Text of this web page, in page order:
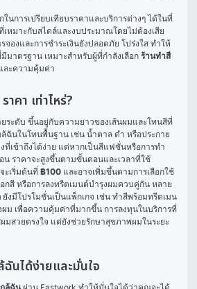
นการเปรียบเทียบราคาและบริการต่างๆ ได้ในที่
เหมาะกับสไตล์และงบประมาณโดยไม่ต้องเสีย
จองและการชำระเงินยังปลอดภัย โปร่งใส ทำให้
มาตรฐาน เหมาะสำหรับผู้ที่กำลังเลือก ร้านทำสี
ะความคุ้มค่า
คา เท่าไหร่?
ระดับ ขึ้นอยู่กับความยาวของเส้นผมและโทนสีที่
ล้ฉันในโทนพื้นฐาน เช่น น้ำตาล ดำ หรือประกาย
ที่เข้าถึงได้ง่าย แต่หากเป็นสีแฟชั่นหรือการทำ
ราคาจะสูงขึ้นตามขั้นตอนและเวลาที่ใช้
ะเริ่มต้นที่ ฿100 และอาจเพิ่มขึ้นตามการเลือกใช้
ยังมีโปรโมชั่นเป็นแพ็กเกจ เช่น ทำสีพร้อมทรีตเมน
ม เพื่อความคุ้มค่าที่มากขึ้น การลงทุนในบริการที่
สวยตรงใจ แต่ยังช่วยรักษาสุขภาพผมในระยะ
นได้ง่ายและมั่นใจ